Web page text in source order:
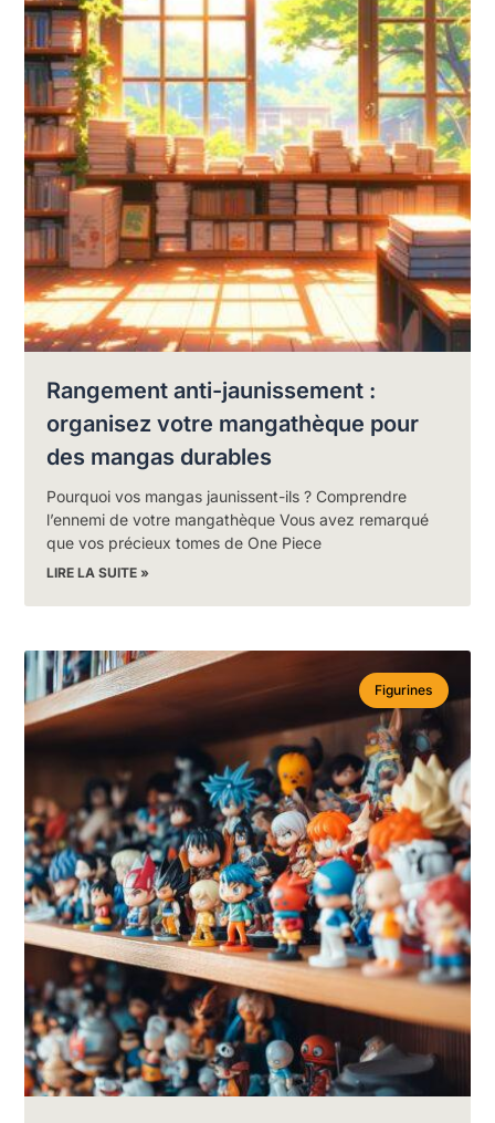
Rangement anti-jaunissement :
organisez votre mangathèque pour
des mangas durables
Pourquoi vos mangas jaunissent-ils ? Comprendre
l’ennemi de votre mangathèque Vous avez remarqué
que vos précieux tomes de One Piece
LIRE LA SUITE »
Figurines